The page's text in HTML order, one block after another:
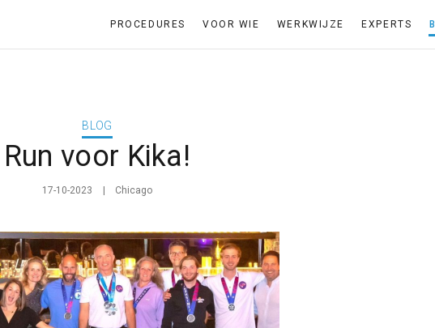
PROCEDURES VOOR WIE WERKWIJZE EXPERTS
BLOG
Run voor Kika!
17-10-2023 Chicago